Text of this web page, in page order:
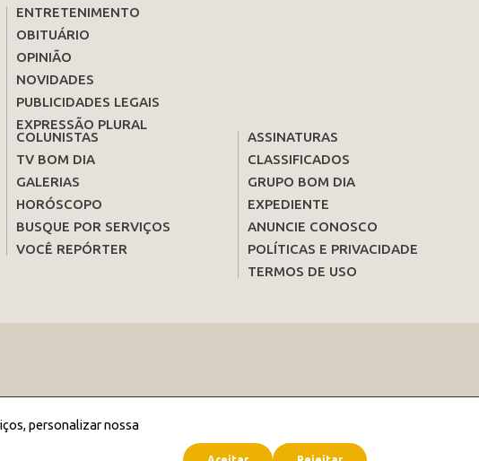
ENTRETENIMENTO
OBITUÁRIO
OPINIÃO
NOVIDADES
PUBLICIDADES LEGAIS
EXPRESSÃO PLURAL
COLUNISTAS
TV BOM DIA
GALERIAS
HORÓSCOPO
BUSQUE POR SERVIÇOS
VOCÊ REPÓRTER
ASSINATURAS
CLASSIFICADOS
GRUPO BOM DIA
EXPEDIENTE
ANUNCIE CONOSCO
POLÍTICAS E PRIVACIDADE
TERMOS DE USO
personalizar nossa